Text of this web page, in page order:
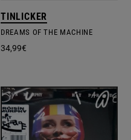
TINLICKER
DREAMS OF THE MACHINE
34,99€